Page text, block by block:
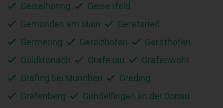
Geiselhöring
Geisenfeld
Gemünden am Main
Geretsried
Germering
Gerolzhofen
Gersthofen
Goldkronach
Grafenau
Grafenwöhr
Grafing bei München
Greding
Gräfenberg
Gundelfingen an der Donau